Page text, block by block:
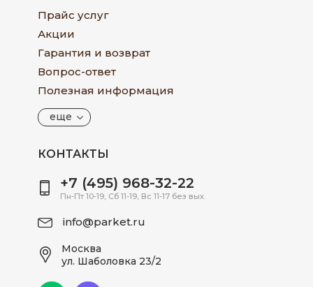
Прайс услуг
Акции
Гарантия и возврат
Вопрос-ответ
Полезная информация
еще
КОНТАКТЫ
+7 (495) 968-32-22
Пн-Пт 10-19, Сб 11-19, Вс 11-17 без вых.
info@parket.ru
Москва
ул. Шаболовка 23/2